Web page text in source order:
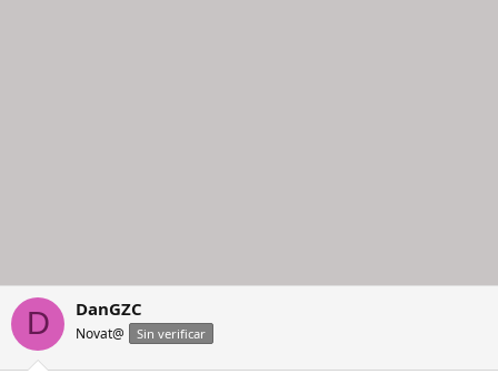
D DanGZC
Novat@ Sin verificar